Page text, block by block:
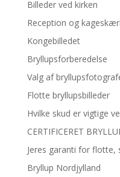
Billeder ved kirken
Reception og
Kongebilledet
Bryllupsforberedelse
Valg af
Flotte bryllupsbilleder
Hvilke skud er vigtige
CERTIFICERET
Jeres garanti for flotte,
Bryllup Nordjylland